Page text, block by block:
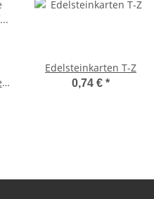
Edelsteinkarten T-Z
0,74 € *